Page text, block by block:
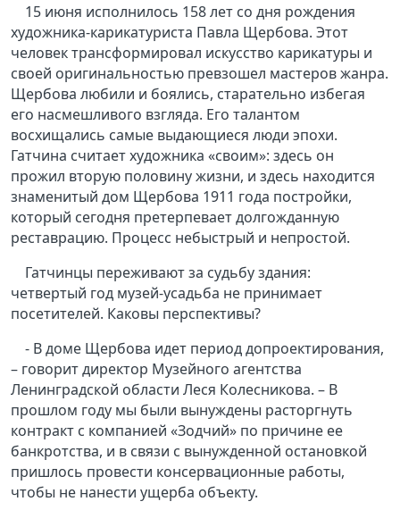
15 июня исполнилось 158 лет со дня рождения
художника-карикатуриста Павла Щербова. Этот
человек трансформировал искусство карикатуры и
своей оригинальностью превзошел мастеров жанра.
Щербова любили и боялись, старательно избегая
его насмешливого взгляда. Его талантом
восхищались самые выдающиеся люди эпохи.
Гатчина считает художника «своим»: здесь он
прожил вторую половину жизни, и здесь находится
знаменитый дом Щербова 1911 года постройки,
который сегодня претерпевает долгожданную
реставрацию. Процесс небыстрый и непростой.
Гатчинцы переживают за судьбу здания:
четвертый год музей-усадьба не принимает
посетителей. Каковы перспективы?
- В доме Щербова идет период допроектирования,
– говорит директор Музейного агентства
Ленинградской области Леся Колесникова. – В
прошлом году мы были вынуждены расторгнуть
контракт с компанией «Зодчий» по причине ее
банкротства, и в связи с вынужденной остановкой
пришлось провести консервационные работы,
чтобы не нанести ущерба объекту.